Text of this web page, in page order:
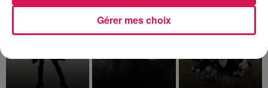
5h33
5h33
Gérer mes choix